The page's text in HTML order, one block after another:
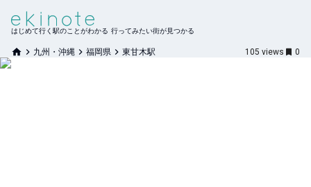
はじめて行く駅のことがわかる 行ってみたい街が見つかる
九州・沖縄 福岡県 東甘木駅 105 views 0